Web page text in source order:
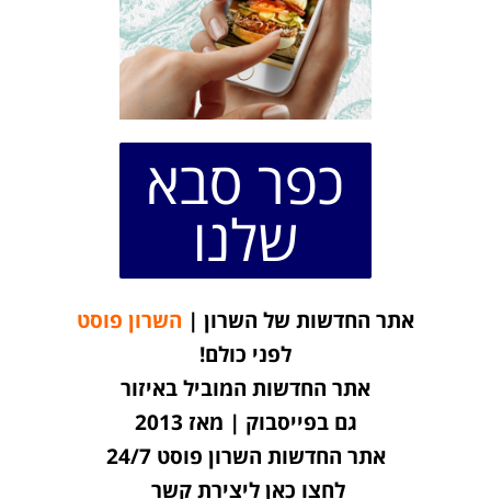
כפר סבא
שלנו
אתר החדשות של השרון | השרון פוסט
לפני כולם!
אתר החדשות המוביל באיזור
גם בפייסבוק | מאז 2013
אתר החדשות השרון פוסט 24/7
לחצו כאן ליצירת קשר